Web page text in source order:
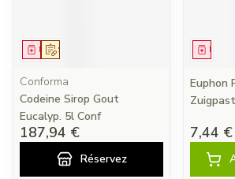
Sur prescription
Médicament
Conforma
Codeine Sirop Gout
Eucalyp. 5l Conf
187,94 €
Réservez
Euphon
7,44 €